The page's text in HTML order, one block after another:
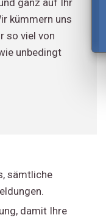
ganz auf Ihr
kümmern uns
so viel von
unbedingt
sämtliche
damit Ihre